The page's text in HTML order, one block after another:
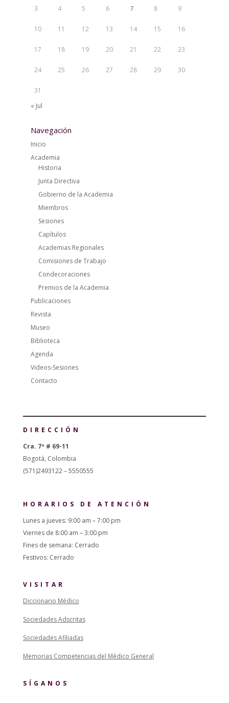
3 4 5 6 7 8 9
10 11 12 13 14 15 16
17 18 19 20 21 22 23
24 25 26 27 28 29 30
31
« Jul
Navegación
Inicio
Academia
Historia
Junta Directiva
Gobierno de la Academia
Miembros
Sesiones
Capítulos
Academias Regionales
Comisiones de Trabajo
Condecoraciones
Premios de la Academia
Publicaciones
Revista
Museo
Biblioteca
Agenda
Videos-Sesiones
Contacto
DIRECCIÓN
Cra. 7ª # 69-11
Bogotá, Colombia
(571)2493122 – 5550555
HORARIOS DE ATENCIÓN
Lunes a jueves: 9:00 am – 7:00 pm
Viernes de 8:00 am – 3:00 pm
Fines de semana: Cerrado
Festivos: Cerrado
VISITAR
Diccionario Médico
Sociedades Adscritas
Sociedades Afiliadas
Memorias Competencias del Médico General
SÍGANOS